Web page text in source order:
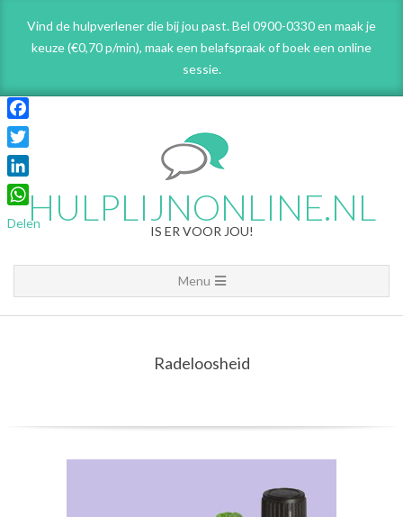
content
Vind de hulpverlener die bij jou past. Bel 0900-0330 en maak je
keuze (€0,70 p/min), maak een belafspraakof boek een online
sessie.
HULPLIJNONLINE.NL
IS ER VOOR JOU!
Navigation
Menu
Menu
Radeloosheid
Facebook
Twitter
LinkedIn
WhatsApp
Delen